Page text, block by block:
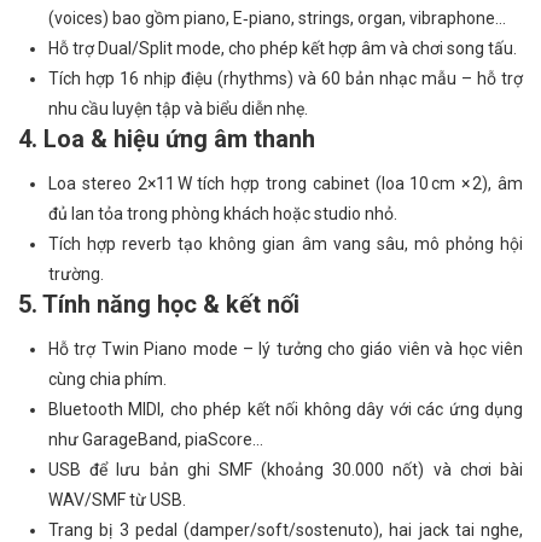
(voices) bao gồm piano, E‑piano, strings, organ, vibraphone…
Hỗ trợ Dual/Split mode, cho phép kết hợp âm và chơi song tấu.
Tích hợp 16 nhịp điệu (rhythms) và 60 bản nhạc mẫu – hỗ trợ
nhu cầu luyện tập và biểu diễn nhẹ.
4. Loa & hiệu ứng âm thanh
Loa stereo 2×11 W tích hợp trong cabinet (loa 10 cm × 2), âm
đủ lan tỏa trong phòng khách hoặc studio nhỏ.
Tích hợp reverb tạo không gian âm vang sâu, mô phỏng hội
trường.
5. Tính năng học & kết nối
Hỗ trợ Twin Piano mode – lý tưởng cho giáo viên và học viên
cùng chia phím.
Bluetooth MIDI, cho phép kết nối không dây với các ứng dụng
như GarageBand, piaScore…
USB để lưu bản ghi SMF (khoảng 30.000 nốt) và chơi bài
WAV/SMF từ USB.
Trang bị 3 pedal (damper/soft/sostenuto), hai jack tai nghe,